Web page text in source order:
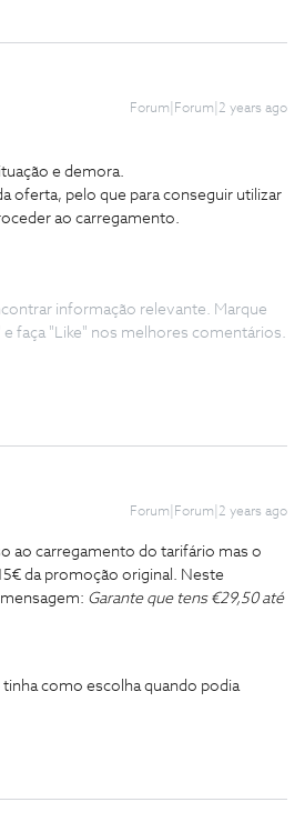
Forum|Forum|2 years ago
e demora.
oferta, pelo que para conseguir utilizar
ao carregamento.
informação relevante. Marque
faça "Like" nos melhores comentários.
Forum|Forum|2 years ago
ao carregamento do tarifário mas o
da promoção original. Neste
Garante que tens €29,50 até
tinha como escolha quando podia